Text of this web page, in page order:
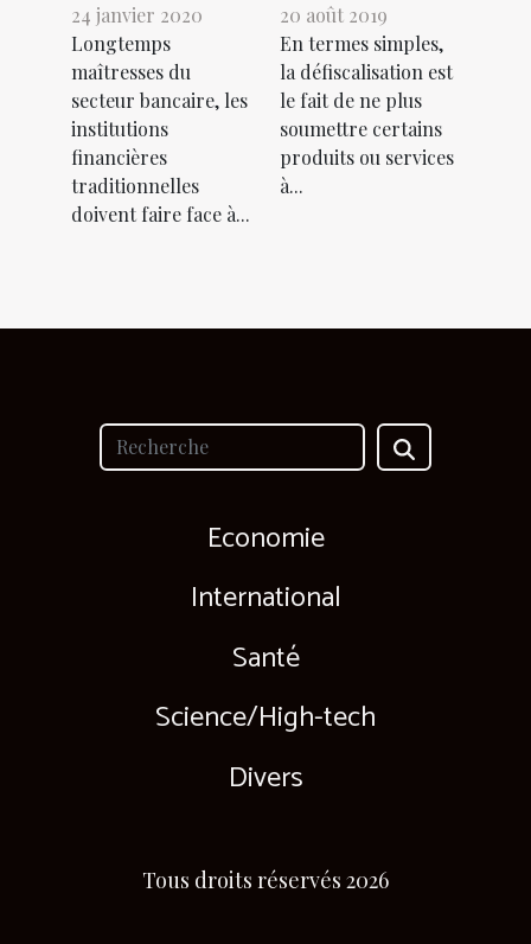
24 janvier 2020
Longtemps
maîtresses du
secteur bancaire, les
institutions
financières
traditionnelles
doivent faire face à...
20 août 2019
En termes simples,
la défiscalisation est
le fait de ne plus
soumettre certains
produits ou services
à...
Economie
International
Santé
Science/High-tech
Divers
Tous droits réservés 2026